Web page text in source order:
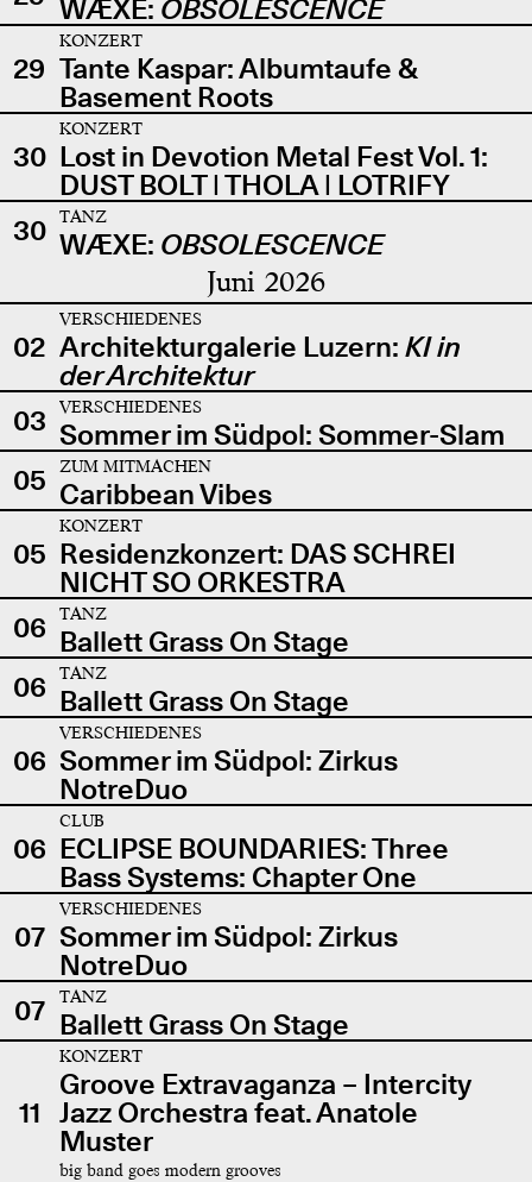
WÆXE: OBSOLESCENCE
29
KONZERT
Tante Kaspar: Albumtaufe &
Basement Roots
30
KONZERT
Lost in Devotion Metal Fest Vol. 1:
DUST BOLT | THOLA | LOTRIFY
30
TANZ
WÆXE: OBSOLESCENCE
Juni 2026
02
VERSCHIEDENES
Architekturgalerie Luzern: KI in
der Architektur
03
VERSCHIEDENES
Sommer im Südpol: Sommer-Slam
05
ZUM MITMACHEN
Caribbean Vibes
05
KONZERT
Residenzkonzert: DAS SCHREI
NICHT SO ORKESTRA
06
TANZ
Ballett Grass On Stage
06
TANZ
Ballett Grass On Stage
06
VERSCHIEDENES
Sommer im Südpol: Zirkus
NotreDuo
06
CLUB
ECLIPSE BOUNDARIES: Three
Bass Systems: Chapter One
07
VERSCHIEDENES
Sommer im Südpol: Zirkus
NotreDuo
07
TANZ
Ballett Grass On Stage
11
KONZERT
Groove Extravaganza – Intercity
Jazz Orchestra feat. Anatole
Muster
big band goes modern grooves